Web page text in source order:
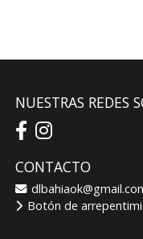
NUESTRAS REDES
CONTACTO
Botón de